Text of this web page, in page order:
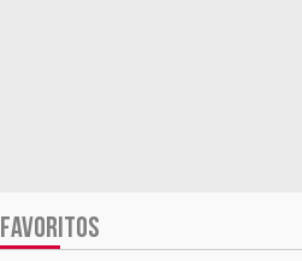
FAVORITOS